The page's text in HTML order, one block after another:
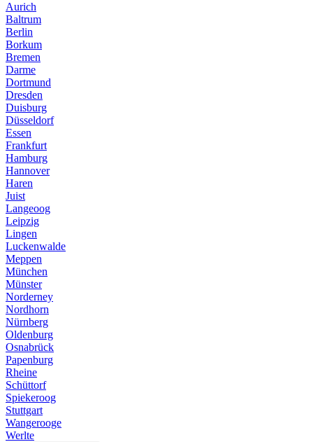
Aurich
Baltrum
Berlin
Borkum
Bremen
Darme
Dortmund
Dresden
Duisburg
Düsseldorf
Essen
Frankfurt
Hamburg
Hannover
Haren
Juist
Langeoog
Leipzig
Lingen
Luckenwalde
Meppen
München
Münster
Norderney
Nordhorn
Nürnberg
Oldenburg
Osnabrück
Papenburg
Rheine
Schüttorf
Spiekeroog
Stuttgart
Wangerooge
Werlte